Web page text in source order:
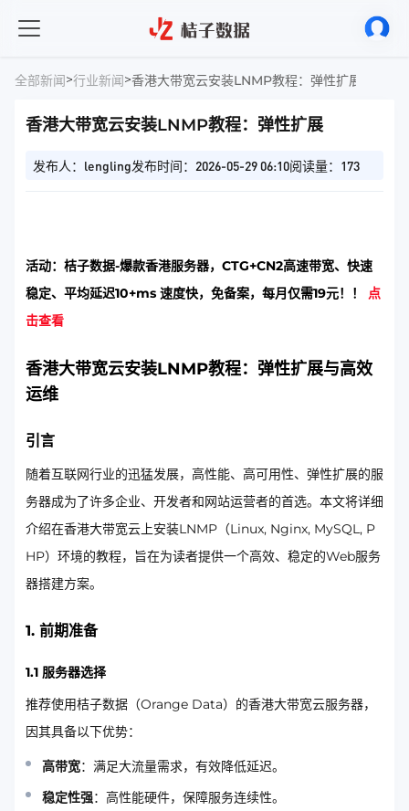
全部新闻>行业新闻>香港大带宽云安装LNMP教程：弹性扩展
香港大带宽云安装LNMP教程：弹性扩展
发布人：lengling发布时间：2026-05-29 06:10阅读量：173
活动：桔子数据-爆款香港服务器，CTG+CN2高速带宽、快速
稳定、平均延迟10+ms 速度快，免备案，每月仅需19元！！ 点
击查看
香港大带宽云安装LNMP教程：弹性扩展与高效
运维
引言
随着互联网行业的迅猛发展，高性能、高可用性、弹性扩展的服
务器成为了许多企业、开发者和网站运营者的首选。本文将详细
介绍在香港大带宽云上安装LNMP（Linux, Nginx, MySQL, P
HP）环境的教程，旨在为读者提供一个高效、稳定的Web服务
器搭建方案。
1. 前期准备
1.1 服务器选择
推荐使用桔子数据（Orange Data）的香港大带宽云服务器，
因其具备以下优势：
高带宽：满足大流量需求，有效降低延迟。
稳定性强：高性能硬件，保障服务连续性。